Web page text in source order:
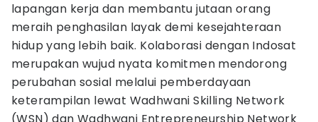
lapangan kerja dan membantu jutaan orang
meraih penghasilan layak demi kesejahteraan
hidup yang lebih baik. Kolaborasi dengan Indosat
merupakan wujud nyata komitmen mendorong
perubahan sosial melalui pemberdayaan
keterampilan lewat Wadhwani Skilling Network